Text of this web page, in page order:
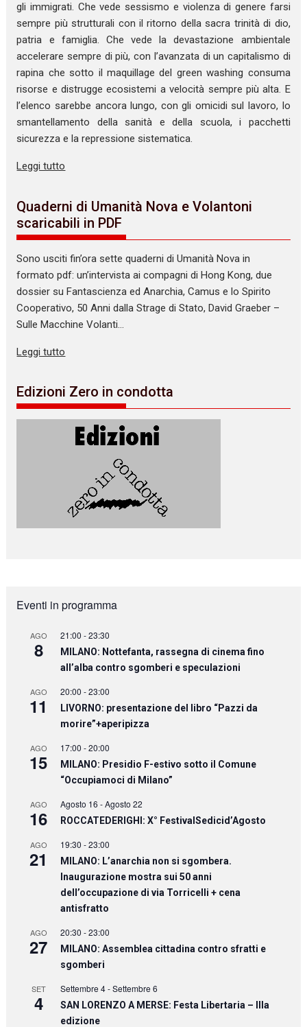
gli immigrati. Che vede sessismo e violenza di genere farsi
sempre più strutturali con il ritorno della sacra trinità di dio,
patria e famiglia. Che vede la devastazione ambientale
accelerare sempre di più, con l’avanzata di un capitalismo di
rapina che sotto il maquillage del green washing consuma
risorse e distrugge ecosistemi a velocità sempre più alta. E
l’elenco sarebbe ancora lungo, con gli omicidi sul lavoro, lo
smantellamento della sanità e della scuola, i pacchetti
sicurezza e la repressione sistematica.
Leggi tutto
Quaderni di Umanità Nova e Volantoni
scaricabili in PDF
Sono usciti fin’ora sette quaderni di Umanità Nova in
formato pdf: un’intervista ai compagni di Hong Kong, due
dossier su Fantascienza ed Anarchia, Camus e lo Spirito
Cooperativo, 50 Anni dalla Strage di Stato, David Graeber –
Sulle Macchine Volanti…
Leggi tutto
Edizioni Zero in condotta
Eventi in programma
AGO
8
21:00 -23:30
MILANO: Nottefanta, rassegna di cinema fino
all’alba contro sgomberi e speculazioni
AGO
11
20:00 -23:00
LIVORNO: presentazione del libro “Pazzi da
morire”+aperipizza
AGO
15
17:00 -20:00
MILANO: Presidio F-estivo sotto il Comune
“Occupiamoci di Milano”
AGO
16
Agosto 16 -Agosto 22
ROCCATEDERIGHI: X° FestivalSedicid’Agosto
AGO
21
19:30 -23:00
MILANO: L’anarchia non si sgombera.
Inaugurazione mostra sui 50 anni
dell’occupazione di via Torricelli + cena
antisfratto
AGO
27
20:30 -23:00
MILANO: Assemblea cittadina contro sfratti e
sgomberi
SET
4
Settembre 4-Settembre 6
SAN LORENZO A MERSE: Festa Libertaria – IIIa
edizione